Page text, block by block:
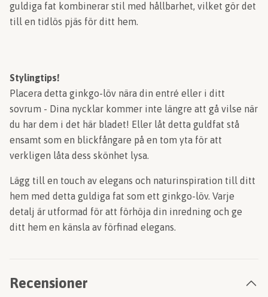
guldiga fat kombinerar stil med hållbarhet, vilket gör det
till en tidlös pjäs för ditt hem.
Stylingtips!
Placera detta ginkgo-löv nära din entré eller i ditt
sovrum - Dina nycklar kommer inte längre att gå vilse när
du har dem i det här bladet! Eller låt detta guldfat stå
ensamt som en blickfångare på en tom yta för att
verkligen låta dess skönhet lysa.
Lägg till en touch av elegans och naturinspiration till ditt
hem med detta guldiga fat som ett ginkgo-löv. Varje
detalj är utformad för att förhöja din inredning och ge
ditt hem en känsla av förfinad elegans.
Recensioner